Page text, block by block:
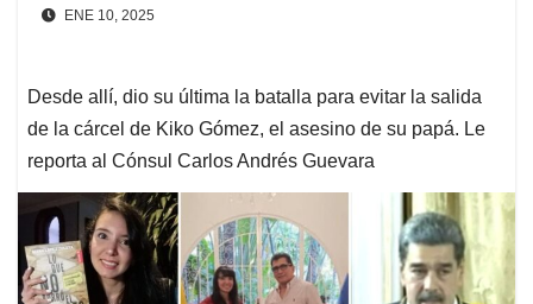
ENE 10, 2025
Desde allí, dio su última la batalla para evitar la salida
de la cárcel de Kiko Gómez, el asesino de su papá. Le
reporta al Cónsul Carlos Andrés Guevara